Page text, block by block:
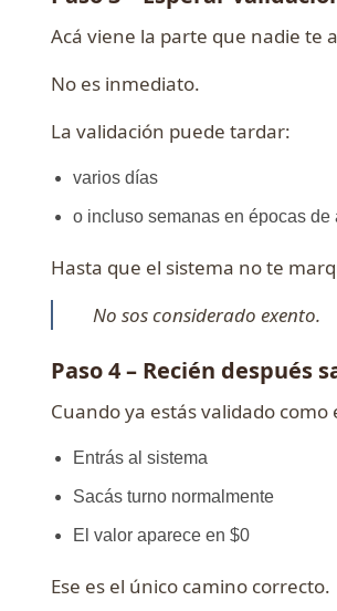
Acá viene la parte que nadie te
No es inmediato.
La validación puede tardar:
varios días
o incluso semanas en épocas de
Hasta que el sistema no te
No sos considerado exento.
Paso 4 – Recién después
Cuando ya estás validado como
Entrás al sistema
Sacás turno normalmente
El valor aparece en $0
Ese es el único camino correcto.